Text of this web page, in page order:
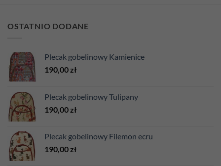
OSTATNIO DODANE
Plecak gobelinowy Kamienice
190,00 zł
Plecak gobelinowy Tulipany
190,00 zł
Plecak gobelinowy Filemon ecru
190,00 zł